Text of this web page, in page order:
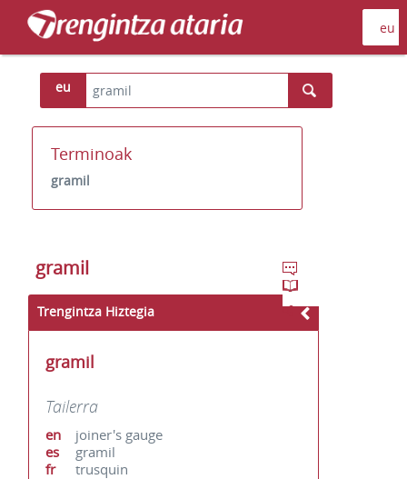
eu
Terminoak
gramil
gramil
Trengintza Hiztegia
gramil
Tailerra
en
joiner's gauge
es
gramil
fr
trusquin